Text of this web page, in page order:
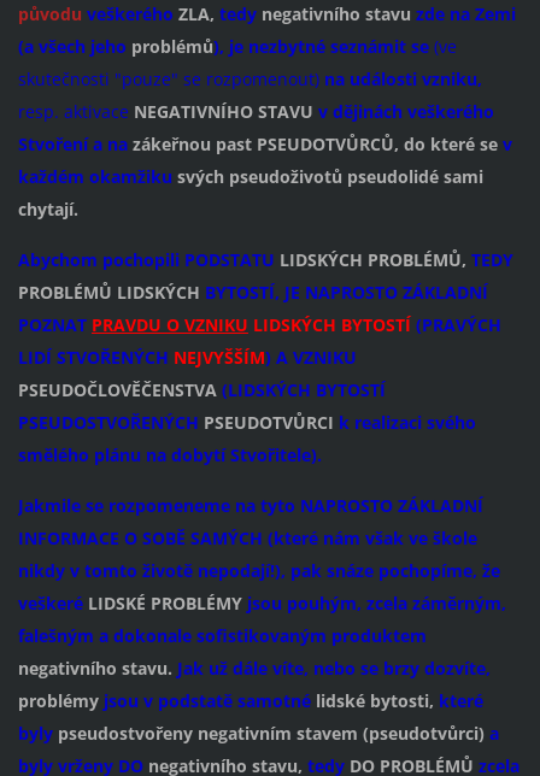
původu veškerého ZLA, tedynegativního stavu zde na Zemi
(a všech jeho problémů), je nezbytné seznámit se (ve
skutečnosti "pouze" se rozpomenout)na události vzniku,
resp. aktivace NEGATIVNÍHO STAVU v dějinách veškerého
Stvoření a na zákeřnou past PSEUDOTVŮRCŮ, do které se v
každém okamžiku svých pseudoživotů pseudolidé sami
chytají.
Abychom pochopili PODSTATU LIDSKÝCH PROBLÉMŮ, TEDY
PROBLÉMŮ LIDSKÝCH BYTOSTÍ, JE NAPROSTO ZÁKLADNÍ
POZNAT PRAVDU O VZNIKU LIDSKÝCH BYTOSTÍ(PRAVÝCH
LIDÍ STVOŘENÝCH NEJVYŠŠÍM) A VZNIKU
PSEUDOČLOVĚČENSTVA (LIDSKÝCH BYTOSTÍ
PSEUDOSTVOŘENÝCH PSEUDOTVŮRCI k realizaci svého
smělého plánu na dobytí Stvořitele).
Jakmile se rozpomeneme na tyto NAPROSTO ZÁKLADNÍ
INFORMACE O SOBĚ SAMÝCH (které nám však ve škole
nikdy v tomto životě nepodají!), pak snáze pochopíme, že
veškeré LIDSKÉ PROBLÉMYjsou pouhým, zcela záměrným,
falešným a dokonale sofistikovaným produktem
negativního stavu. Jak už dále víte, nebo se brzy dozvíte,
problémy jsou v podstatě samotné lidské bytosti, které
byly pseudostvořeny negativním stavem (pseudotvůrci) a
byly vrženy DO negativního stavu, tedy DO PROBLÉMŮ zcela